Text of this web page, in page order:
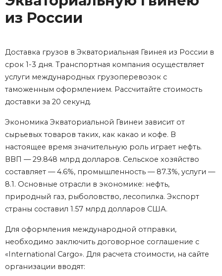
из России
Доставка грузов в Экваториальная Гвинея из России в
срок 1-3 дня. Транспортная компания осуществляет
услуги международных грузоперевозок с
таможенным оформлением. Рассчитайте стоимость
доставки за 20 секунд.
Экономика Экваториальной Гвинеи зависит от
сырьевых товаров таких, как какао и кофе. В
настоящее время значительную роль играет нефть.
ВВП — 29.848 млрд долларов. Сельское хозяйство
составляет — 4.6%, промышленность — 87.3%, услуги —
8.1. Основные отрасли в экономике: нефть,
природный газ, рыболовство, лесопилка. Экспорт
страны составил 1.57 млрд долларов США.
Для оформления международной отправки,
необходимо заключить договорное соглашение с
«International Cargo». Для расчета стоимости, на сайте
организации вводят: